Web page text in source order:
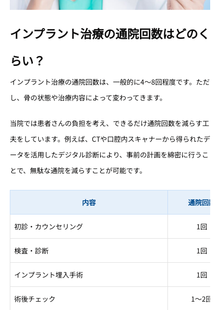
インプラント治療の通院回数はどのく
らい？
インプラント治療の通院回数は、一般的に4〜8回程度です。ただ
し、骨の状態や治療内容によって変わってきます。
当院では患者さんの負担を考え、できるだけ通院回数を減らす工
夫をしています。例えば、CTや口腔内スキャナーから得られたデ
ータを活用したデジタル診断により、事前の計画を綿密に行うこ
とで、無駄な通院を減らすことが可能です。
内容 通院回数
初診・カウンセリング 1回
検査・診断 1回
インプラント埋入手術 1回
術後チェック 1〜2回